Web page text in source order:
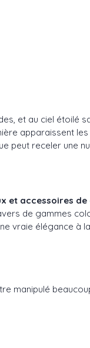
et au ciel étoilé
apparaissent
peut receler une
et accessoires
de gammes
vraie élégance
manipulé